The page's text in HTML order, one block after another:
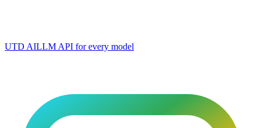
UTD AILLM API for every model